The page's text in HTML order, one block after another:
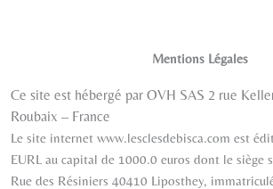
Mentions Légales
Ce site est hébergé par OVH SAS 2 rue
Roubaix – France
Le site internet www.lesclesdebisca.com est
EURL au capital de 1000.0 euros dont le siège
Rue des Résiniers 40410 Liposthey,